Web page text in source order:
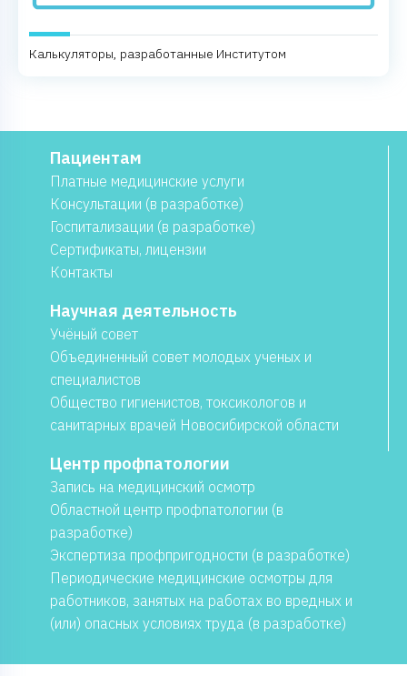
Калькуляторы, разработанные Институтом
Пациентам
Платные медицинские услуги
Консультации (в разработке)
Госпитализации (в разработке)
Сертификаты, лицензии
Контакты
Научная деятельность
Учёный совет
Объединенный совет молодых ученых и
специалистов
Общество гигиенистов, токсикологов и
санитарных врачей Новосибирской области
Центр профпатологии
Запись на медицинский осмотр
Областной центр профпатологии (в
разработке)
Экспертиза профпригодности (в разработке)
Периодические медицинские осмотры для
работников, занятых на работах во вредных и
(или) опасных условиях труда (в разработке)